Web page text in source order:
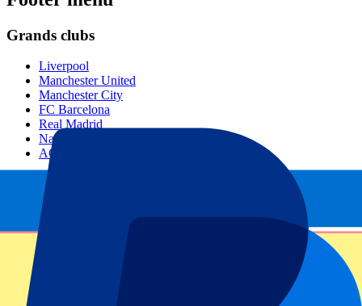
Grands clubs
Liverpool
Manchester United
Manchester City
FC Barcelona
Real Madrid
Napoli
AC Milan
Événements populaires
GP Espagne